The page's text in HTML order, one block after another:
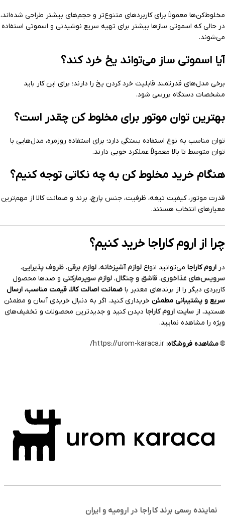
مخلوط‌کن‌ها معمولاً برای کاربردهای متنوع‌تر و حجم‌های بیشتر طراحی شده‌اند،
در حالی که اسموتی سازها بیشتر برای تهیه سریع نوشیدنی و اسموتی استفاده
می‌شوند.
آیا اسموتی ساز می‌تواند یخ خرد کند؟
برخی مدل‌های قدرتمند قابلیت خرد کردن یخ را دارند؛ برای این کار باید
مشخصات دستگاه بررسی شود.
بهترین توان موتور برای مخلوط کن چقدر است؟
توان مناسب به نوع استفاده بستگی دارد؛ برای استفاده روزمره، مدل‌هایی با
توان متوسط تا بالا معمولاً عملکرد خوبی دارند.
هنگام خرید مخلوط کن به چه نکاتی توجه کنیم؟
قدرت موتور، کیفیت تیغه، ظرفیت، جنس پارچ، برند و ضمانت کالا از مهم‌ترین
معیارهای انتخاب هستند.
چرا از اروم کاراجا خرید کنیم؟
در اروم کاراجا می‌توانید انواع لوازم آشپزخانه، لوازم برقی، ظروف پذیرایی،
سرویس‌های غذاخوری، قاشق و چنگال، لوازم سوپرمارکتی و صدها محصول
کاربردی دیگر را از برندهای معتبر با ضمانت اصالت کالا، قیمت مناسب، ارسال
سریع و پشتیبانی مطمئن خریداری کنید. اگر به دنبال خریدی آسان و مطمئن
هستید، از سایت اروم کاراجا دیدن کنید و جدیدترین محصولات و تخفیف‌های
ویژه را مشاهده نمایید.
🌐مشاهده فروشگاه: https://urom-karaca.ir/
نماینده رسمی برند کاراجا در ارومیه و ایران